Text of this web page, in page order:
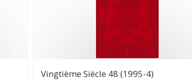
Vingtième Siècle 48 (1995-4)